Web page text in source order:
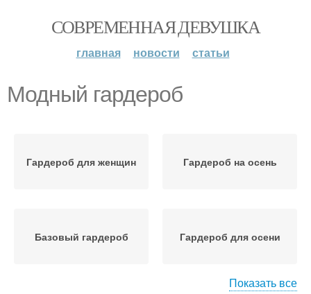
СОВРЕМЕННАЯ ДЕВУШКА
главная новости статьи
Модный гардероб
Гардероб для женщин Гардероб на осень
Базовый гардероб Гардероб для осени
Показать все